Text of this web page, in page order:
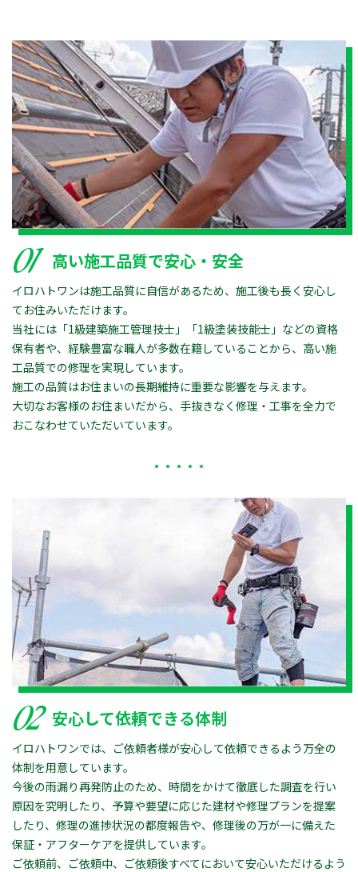
01 高い施工品質で安心・安全
イロハトワンは施工品質に自信があるため、施工後も長く安心し
てお住みいただけます。
当社には「1級建築施工管理技士」「1級塗装技能士」などの資格
保有者や、経験豊富な職人が多数在籍していることから、高い施
工品質での修理を実現しています。
施工の品質はお住まいの長期維持に重要な影響を与えます。
大切なお客様のお住まいだから、手抜きなく修理・工事を全力で
おこなわせていただいています。
02 安心して依頼できる体制
イロハトワンでは、ご依頼者様が安心して依頼できるよう万全の
体制を用意しています。
今後の雨漏り再発防止のため、時間をかけて徹底した調査を行い
原因を究明したり、予算や要望に応じた建材や修理プランを提案
したり、修理の進捗状況の都度報告や、修理後の万が一に備えた
保証・アフターケアを提供しています。
ご依頼前、ご依頼中、ご依頼後すべてにおいて安心いただけるよう